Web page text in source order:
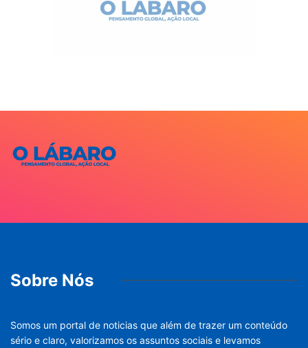
Sobre Nós
Somos um portal de noticias que além de trazer um conteúdo
sério e claro, valorizamos os assuntos sociais e levamos